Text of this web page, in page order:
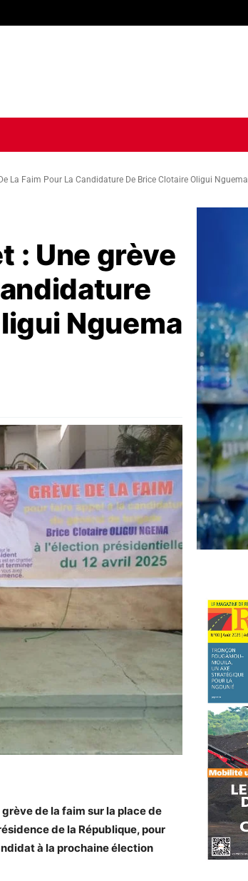
La Faim Pour La Candidature De Brice Clotaire Oligui Nguema
: Une grève
Nguema
de la faim sur la place de
de la République, pour
à la prochaine élection